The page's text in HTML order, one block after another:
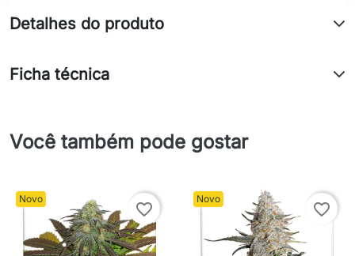
Detalhes do produto
Ficha técnica
Você também pode gostar
Novo
favorite_border
Novo
favorite_border